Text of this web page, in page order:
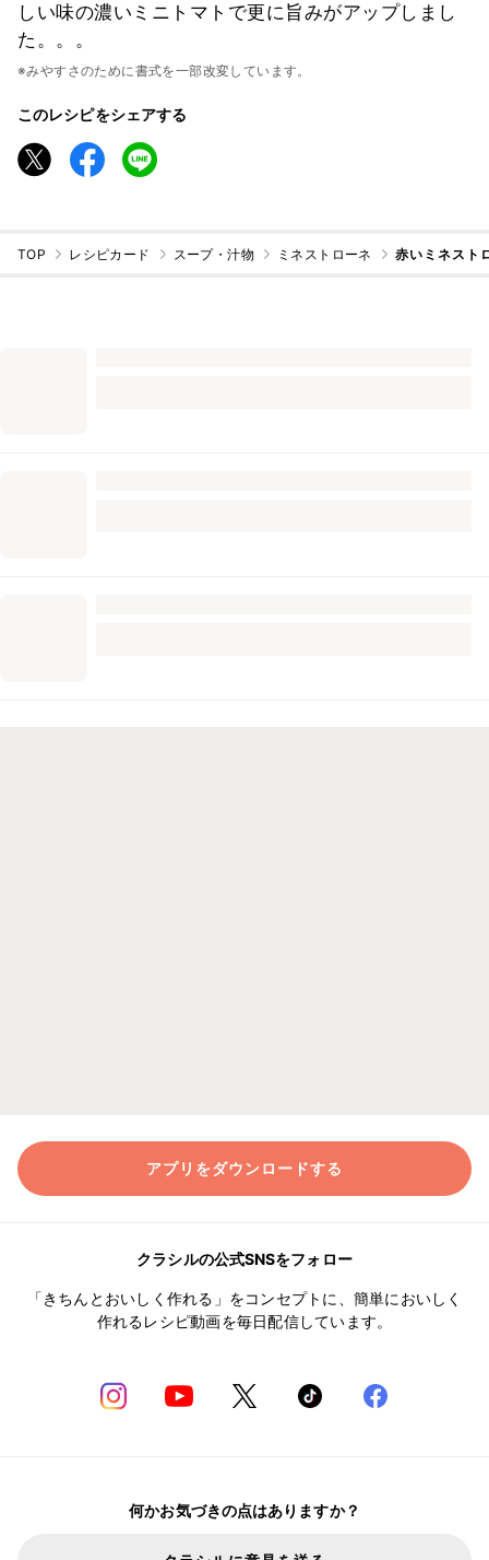
しい味の濃いミニトマトで更に旨みがアップしまし
た。。。
※みやすさのために書式を一部改変しています。
このレシピをシェアする
TOP レシピカード スープ・汁物 ミネストローネ 赤いミネスト
アプリをダウンロードする
クラシルの公式SNSをフォロー
「きちんとおいしく作れる」をコンセプトに、簡単においしく
作れるレシピ動画を毎日配信しています。
何かお気づきの点はありますか？